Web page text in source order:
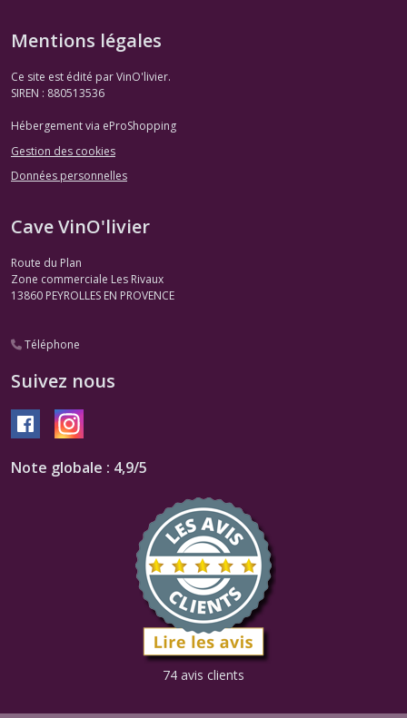
Mentions légales
Ce site est édité par VinO'livier.
SIREN : 880513536
Hébergement via eProShopping
Gestion des cookies
Données personnelles
Cave VinO'livier
Route du Plan
Zone commerciale Les Rivaux
13860 PEYROLLES EN PROVENCE
Téléphone
Suivez nous
Note globale : 4,9/5
74 avis clients